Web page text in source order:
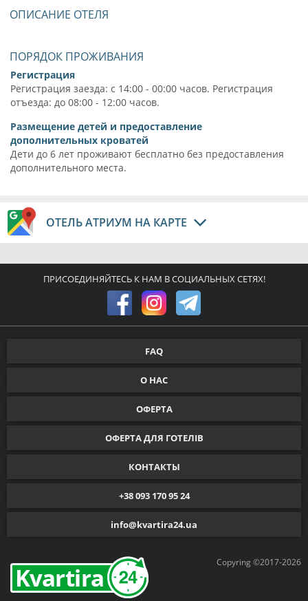
ОПИСАНИЕ ОТЕЛЯ
ПОРЯДОК ПРОЖИВАНИЯ
Регистрация
Регистрация заезда: с 14:00 - 00:00 часов. Регистрация
отъезда: до 08:00 - 12:00 часов.
Размещение детей и предоставление
дополнительных кроватей
Дети до 6 лет проживают бесплатно без предоставления
дополнительного места.
ОТЕЛЬ АТРИУМ НА КАРТЕ
ПРИСОЕДИНЯЙТЕСЬ К НАМ В СОЦИАЛЬНЫХ СЕТЯХ!
Copyring ©2017-2026
FAQ
О НАС
ОФЕРТА
ОФЕРТА ДЛЯ ГОТЕЛІВ
КОНТАКТЫ
+38 093 170 95 24
info@kvartira24.ua